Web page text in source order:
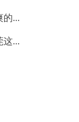
的...
...